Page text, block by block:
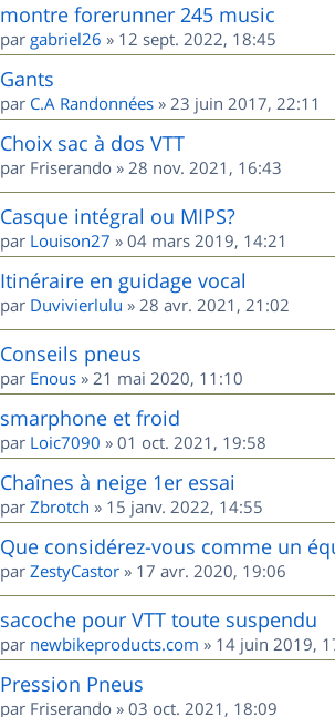
montre forerunner 245 music
par gabriel26 » 12 sept. 2022, 18:45
Gants
par C.A Randonnées » 23 juin 2017, 22:11
Choix sac à dos VTT
par Friserando » 28 nov. 2021, 16:43
Casque intégral ou MIPS?
par Louison27 » 04 mars 2019, 14:21
Itinéraire en guidage vocal
par Duvivierlulu » 28 avr. 2021, 21:02
Conseils pneus
par Enous » 21 mai 2020, 11:10
smarphone et froid
par Loic7090 » 01 oct. 2021, 19:58
Chaînes à neige 1er essai
par Zbrotch » 15 janv. 2022, 14:55
Que considérez-vous comme un
par ZestyCastor » 17 avr. 2020, 19:06
sacoche pour VTT toute suspendu
par newbikeproducts.com » 14 juin 2019,
Pression Pneus
par Friserando » 03 oct. 2021, 18:09